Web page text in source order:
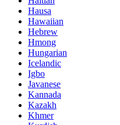
Hausa
Hawaiian
Hebrew
Hmong
Hungarian
Icelandic
Igbo
Javanese
Kannada
Kazakh
Khmer